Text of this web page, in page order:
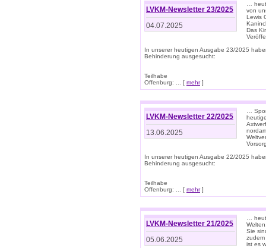
LVKM-Newsletter 23/2025
04.07.2025
…
von
Lewis
Das
In unserer heutigen Ausgabe 23/2025
Behinderung ausgesucht:
Teilhabe
Offenburg: ... [ mehr]
LVKM-Newsletter 22/2025
13.06.2025
…
In unserer heutigen Ausgabe 22/2025
Behinderung ausgesucht:
Teilhabe
Offenburg: ... [ mehr]
LVKM-Newsletter 21/2025
05.06.2025
…
Sie
ist es